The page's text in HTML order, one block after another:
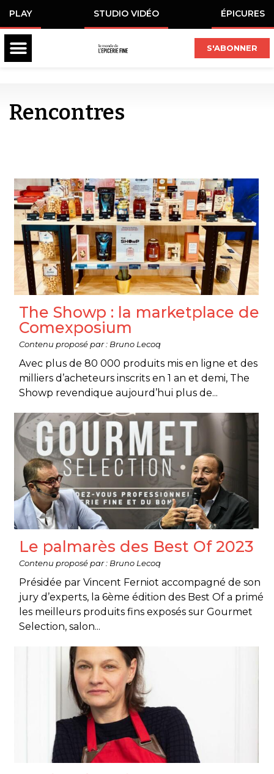
PLAY STUDIO VIDÉO ÉPICURES
S'ABONNER
Rencontres
The Showp : la marketplace de
Comexposium
Contenu proposé par : Bruno Lecoq
Avec plus de 80 000 produits mis en ligne et des
milliers d’acheteurs inscrits en 1 an et demi, The
Showp revendique aujourd’hui plus de...
Le palmarès des Best Of 2023
Contenu proposé par : Bruno Lecoq
Présidée par Vincent Ferniot accompagné de son
jury d’experts, la 6ème édition des Best Of a primé
les meilleurs produits fins exposés sur Gourmet
Selection, salon...